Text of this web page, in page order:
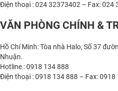
Điện thoại : 024 32373402 – Fax: 024
VĂN PHÒNG CHÍNH &
Hồ Chí Minh: Tòa nhà Halo, Số 37
Nhuận.
Hotline : 0918 134 888
Điện thoại : 0918 134 888 – Fax: 0918